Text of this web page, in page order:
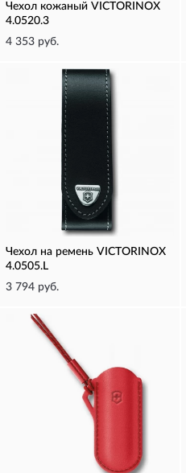
Чехол кожаный VICTORINOX
4.0520.3
4 353 руб.
Чехол на ремень VICTORINOX
4.0505.L
3 794 руб.